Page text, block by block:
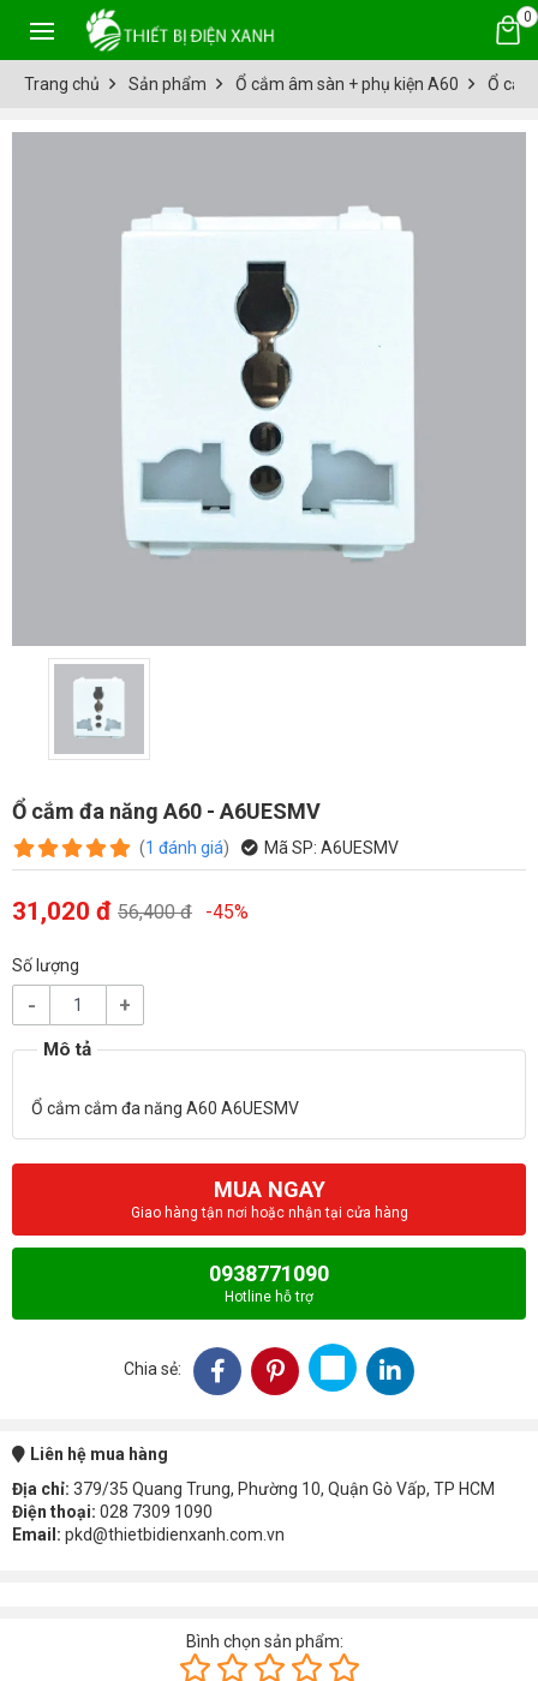
0
Trang chủ Sản phẩm Ổ cắm âm sàn + phụ kiện A60 Ổ
Ổ cắm đa năng A60 - A6UESMV
(1 đánh giá) Mã SP: A6UESMV
31,020 đ 56,400 đ -45%
Số lượng
- +
MUA NGAY
Giao hàng tận nơi hoặc nhận tại cửa hàng
0938771090
Hotline hỗ trợ
Chia sẻ:
Liên hệ mua hàng
Địa chỉ: 379/35 Quang Trung, Phường 10, Quận Gò Vấp, TP HCM
Điện thoại: 028 7309 1090
Email: pkd@thietbidienxanh.com.vn
Bình chọn sản phẩm: